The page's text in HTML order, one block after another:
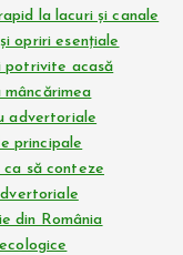
la lacuri și canale
opriri esențiale
potrivite acasă
advertoriale
principale
să conteze
din România